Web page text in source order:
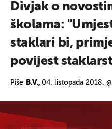
Divjak o
školama:
staklari bi,
povijest
Piše B.V., 04. listopada 2018.